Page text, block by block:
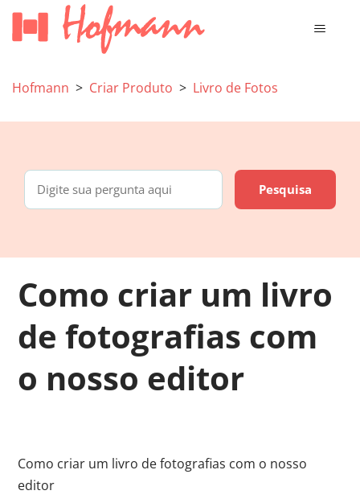
Hofmann Criar Produto Livro de Fotos
Como criar um livro
de fotografias com
o nosso editor
Como criar um livro de fotografias com o nosso
editor